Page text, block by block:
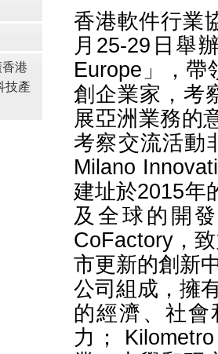
港
技產
香港軟件行業
月25-29日舉
Europe」，帶
創企業家，考
展亞洲業務的
考察交流活動
Milano
建址於2015年
及全球的開
CoFactory，
市更新的創新
公司組成，擁
的經濟、社
力；